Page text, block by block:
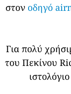
στον οδηγό
Για πολύ
του Πεκίνου
ιστολόγιο